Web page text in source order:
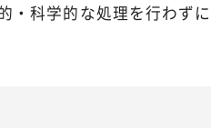
科学的な処理を行わず